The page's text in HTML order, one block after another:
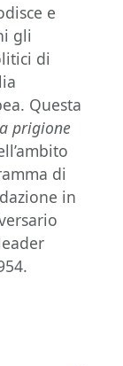
e
gli
di
Questa
prigione
di
in